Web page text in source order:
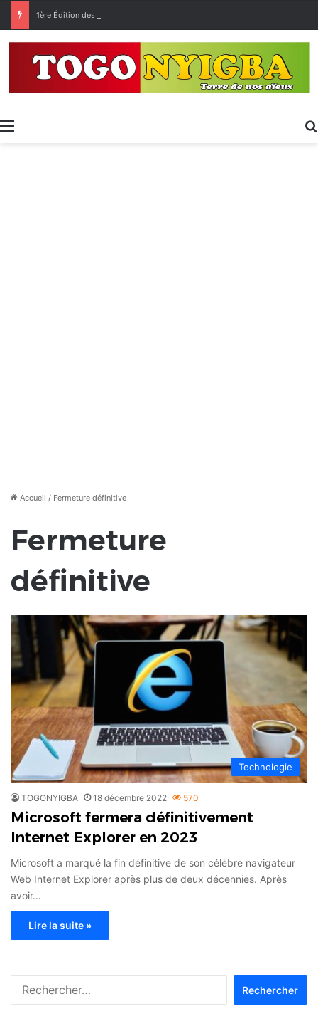
Menu
Accueil / Fermeture définitive
Fermeture
définitive
Technologie
TOGONYIGBA 18 décembre 2022 570
Microsoft fermera définitivement
Internet Explorer en 2023
Microsoft a marqué la fin définitive de son célèbre navigateur
Web Internet Explorer après plus de deux décennies. Après
avoir…
Lire la suite »